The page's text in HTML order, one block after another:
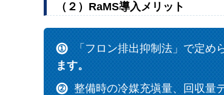
（２）RaMS導入メリット
「フロン排出抑制法」で定め
ます。
整備時の冷媒充塡量、回収量